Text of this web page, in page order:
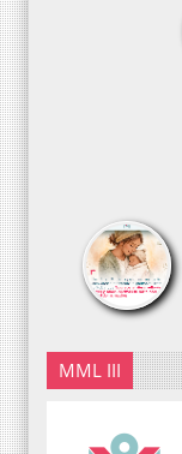
MML III